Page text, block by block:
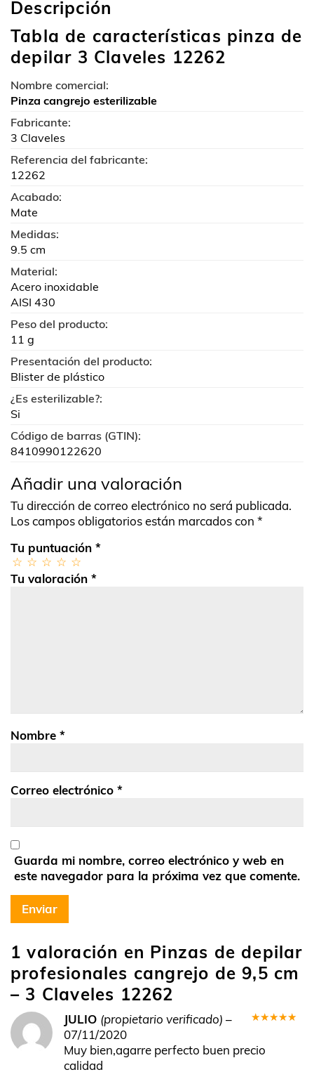
de cliente
Descripción
Tabla de características pinza de
depilar 3 Claveles 12262
Nombre comercial:
Pinza cangrejo esterilizable
Fabricante:
3 Claveles
Referencia del fabricante:
12262
Acabado:
Mate
Medidas:
9.5 cm
Material:
Acero inoxidable
AISI 430
Peso del producto:
11 g
Presentación del producto:
Blister de plástico
¿Es esterilizable?:
Si
Código de barras (GTIN):
8410990122620
1 valoración en Pinzas de depilar
profesionales cangrejo de 9,5 cm
– 3 Claveles 12262
JULIO (propietario verificado) –
07/11/2020
Muy bien,agarre perfecto buen precio
calidad
Añadir una valoración
Tu dirección de correo electrónico no será publicada.
Los campos obligatorios están marcados con *
Tu puntuación *
Tu valoración *
Nombre *
Correo electrónico *
Guarda mi nombre, correo electrónico y web en
este navegador para la próxima vez que comente.